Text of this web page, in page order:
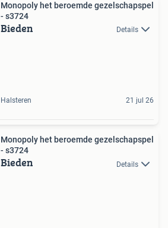
Monopoly het beroemde gezelschapspel
- s3724
Bieden Details
Halsteren 21 jul 26
Monopoly het beroemde gezelschapspel
- s3724
Bieden Details